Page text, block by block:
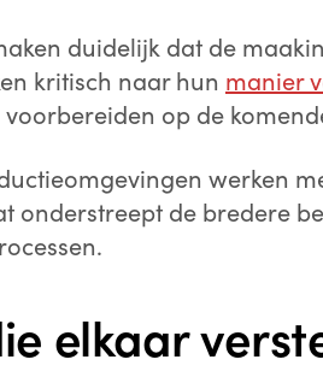
duidelijk dat de
kritisch naar hun manier
op de
werken
onderstreept de bredere
elkaar